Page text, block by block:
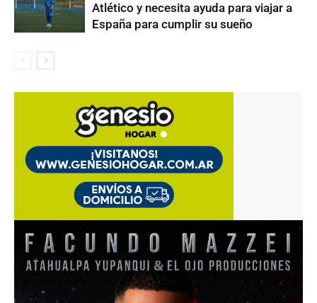
Atlético y necesita ayuda para viajar a
España para cumplir su sueño